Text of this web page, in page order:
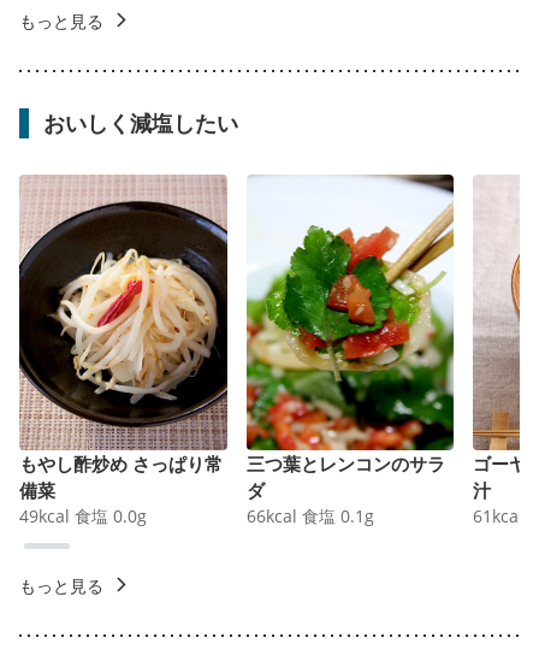
もっと見る
おいしく減塩したい
もやし酢炒め さっぱり常
備菜
49kcal 食塩 0.0g
三つ葉とレンコンのサラ
ダ
66kcal 食塩 0.1 g
ゴーヤ
汁
61 kcal
もっと見る